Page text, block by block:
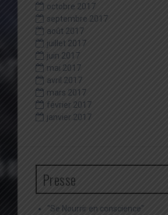
octobre 2017
septembre 2017
août 2017
juillet 2017
juin 2017
mai 2017
avril 2017
mars 2017
février 2017
janvier 2017
Presse
"Se Nourrir en conscience"